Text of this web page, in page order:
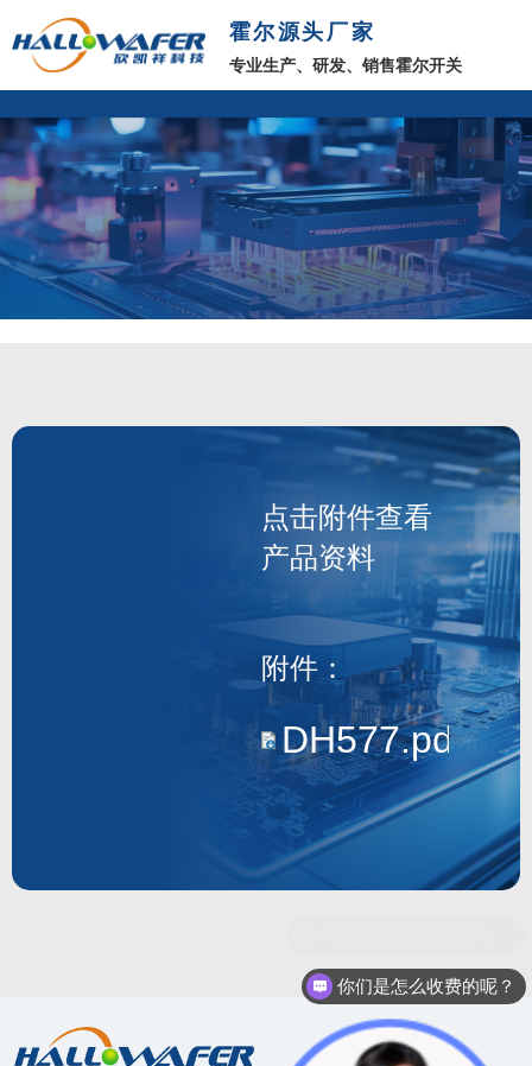
霍尔源头厂家
专业生产、研发、销售霍尔开关
点击附件查看
产品资料
附件：
DH577.pdf
你们是怎么收费的呢？